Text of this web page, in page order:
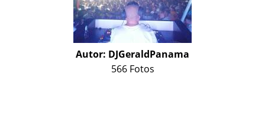
Autor: DJGeraldPanama
566 Fotos